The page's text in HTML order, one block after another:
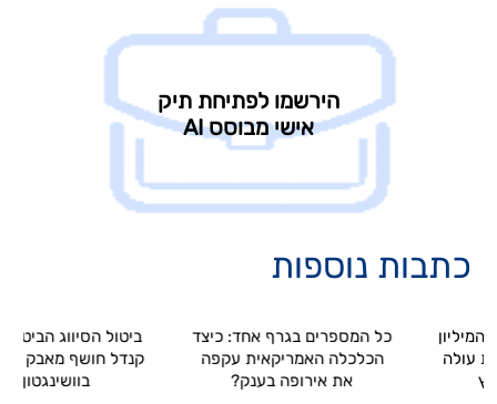
כתבות נוספות
כל המספרים בגרף אחד: כיצד
הכלכלה האמריקאית עקפה
את אירופה בענק?
ביטול הסיווג הביטחוני
קנדל חושף מאבק
בוושינגטון